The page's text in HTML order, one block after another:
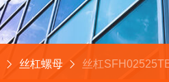
丝杠螺母 丝杠SFH02525TBI螺母